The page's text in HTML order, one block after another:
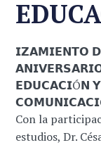
𝗜𝗭𝗔𝗠𝗜𝗘𝗡𝗧𝗢
𝗘𝗗𝗨𝗖𝗔𝗖𝗜Ó𝗡
Con la
estudios, Dr.